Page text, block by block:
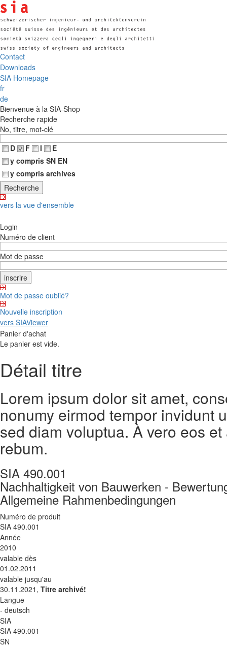
Contact
Downloads
SIA Homepage
fr
de
Bienvenue à la SIA-Shop
Recherche rapide
No, titre, mot-clé
D
F I
E
y compris SN EN
y compris archives
vers la vue d'ensemble
Login
Numéro de client
Mot de passe
Mot de passe oublié?
Nouvelle inscription
vers SIAViewer
Panier d'achat
Le panier est vide.
Détail titre
Lorem ipsum dolor sit amet,
nonumy eirmod tempor invidunt
sed diam voluptua. À vero eos
rebum.
SIA 490.001
Nachhaltigkeit von Bauwerken -
Allgemeine Rahmenbedingungen
Numéro de produit
SIA 490.001
Année
2010
valable dès
01.02.2011
valable jusqu'au
30.11.2021, Titre archivé!
Langue
- deutsch
SIA
SIA 490.001
SN